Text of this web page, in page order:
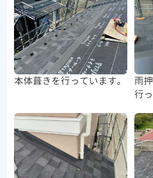
本体葺きを行っています。
雨
行